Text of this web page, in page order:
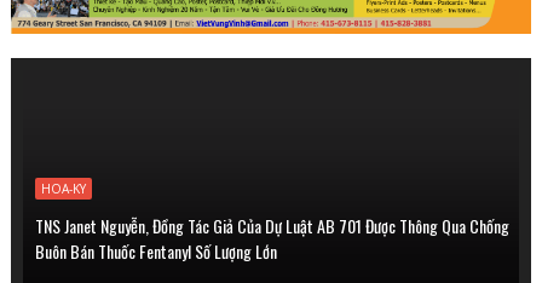
HOA-KY
TNS Janet Nguyễn, Đồng Tác Giả Của Dự Luật AB 701 Được Thông Qua Chống
Buôn Bán Thuốc Fentanyl Số Lượng Lớn